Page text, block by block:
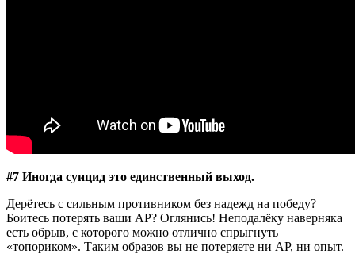
#7 Иногда суицид это единственный выход.
Дерётесь с сильным противником без надежд на победу?
Боитесь потерять ваши АР? Оглянись! Неподалёку наверняка
есть обрыв, с которого можно отлично спрыгнуть
«топориком». Таким образов вы не потеряете ни АР, ни опыт.